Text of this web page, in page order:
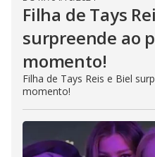
Filha de Tays
surpreende ao
momento!
Filha de Tays Reis e Biel
momento!